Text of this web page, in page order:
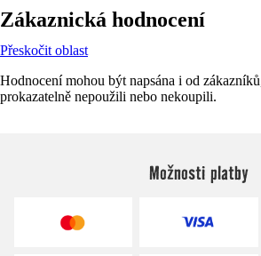
Zákaznická hodnocení
Přeskočit oblast
Hodnocení mohou být napsána i od
prokazatelně nepoužili nebo nekoupili.
Možnosti platby